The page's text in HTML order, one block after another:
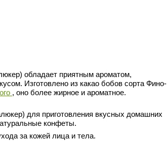
обладает приятным ароматом,
Изготовлено из какао бобов сорта Фино-
, оно более жирное и ароматное.
для приготовления вкусных домашних
конфеты.
за кожей лица и тела.